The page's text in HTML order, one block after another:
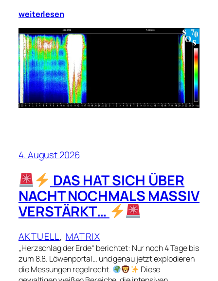
weiterlesen
4. August 2026
DAS HAT SICH ÜBER
NACHT NOCHMALS MASSIV
VERSTÄRKT…
AKTUELL, MATRIX
„Herzschlag der Erde“ berichtet: Nur noch 4 Tage bis
zum 8.8. Löwenportal… und genau jetzt explodieren
die Messungen regelrecht.
Diese